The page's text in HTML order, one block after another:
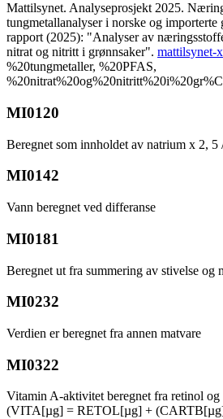
Mattilsynet. Analyseprosjekt 2025.
tungmetallanalyser i norske og importerte
rapport (2025): "Analyser av
nitrat og nitritt i grønnsaker". mattilsynet-
%20tungmetaller, %20PFAS,
MI0120
Beregnet som innholdet av natrium x 2, 5
MI0142
Vann beregnet ved differanse
MI0181
Beregnet ut fra summering av stivelse og
MI0232
Verdien er beregnet fra annen matvare
MI0322
Vitamin A-aktivitet beregnet fra retinol
(VITA[µg] = RETOL[µg] +